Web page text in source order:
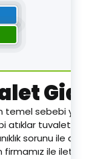
temel sebebi
atıklar
sorunu ile de
firmamız ile